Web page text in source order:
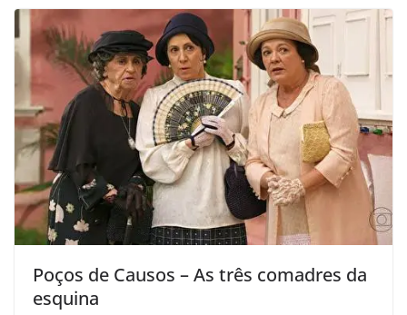
Poços de Causos – As três comadres da
esquina